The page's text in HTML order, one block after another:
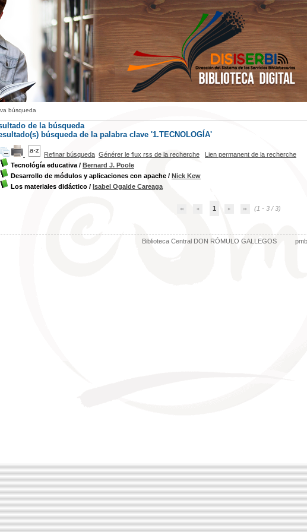
búsqueda
de la búsqueda
búsqueda de la palabra clave '1.TECNOLOGÍA'
Refinar búsqueda Générer le flux rss de la recherche
Lien permanent de la recherche
Tecnológía educativa / Bernard J. Poole
Desarrollo de módulos y aplicaciones con apache / Nick Kew
Los materiales didáctico / Isabel Ogalde Careaga
1 (1 - 3 / 3)
Biblioteca Central DON RÓMULO GALLEGOS pmb